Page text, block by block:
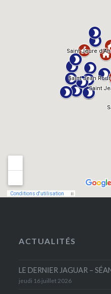
ACTUALITÉS
LE DERNIER JAGUAR –
jeudi 16 juillet 2026